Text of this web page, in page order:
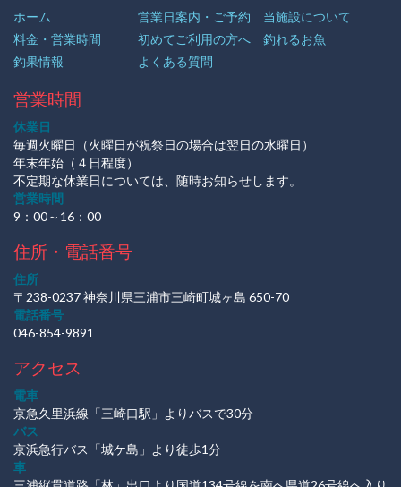
ホーム 営業日案内・ご予約
当施設について
料金・営業時間
初めてご利用の方へ
釣れるお魚
釣果情報
よくある質問
営業時間
休業日
毎週火曜日（火曜日が祝祭日の場合は翌日の水曜日）
年末年始（４日程度）
不定期な休業日については、随時お知らせします。
営業時間
9：00～16：00
住所・電話番号
住所
〒238-0237 神奈川県三浦市三崎町城ヶ島 650-70
電話番号
046-854-9891
アクセス
電車
京急久里浜線「三崎口駅」よりバスで30分
バス
京浜急行バス「城ケ島」より徒歩1分
車